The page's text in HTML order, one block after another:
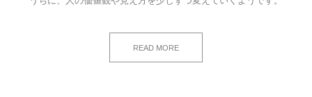
READ MORE